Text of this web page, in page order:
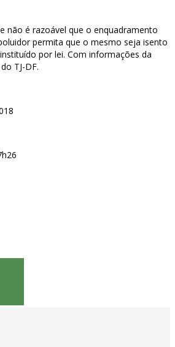
não é razoável que o enquadramento
permita que o mesmo seja isento
por lei. Com informações da
TJ-DF.